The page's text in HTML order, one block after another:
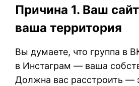
Причина 1. Ваш
ваша территория
Вы думаете, что группа в
в Инстаграм — ваша
Должна вас расстроить —